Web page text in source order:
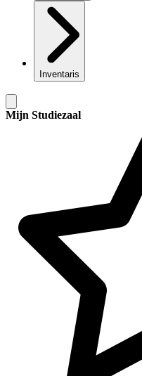
Inventaris
Mijn Studiezaal